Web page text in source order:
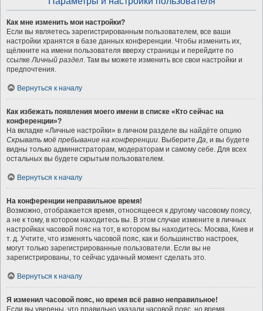
Как мне изменить мои настройки?
Если вы являетесь зарегистрированным пользователем, все ваши
настройки хранятся в базе данных конференции. Чтобы изменить их,
щёлкните на имени пользователя вверху страницы и перейдите по
ссылкеЛичный раздел. Там вы можете изменить все свои настройки и
предпочтения.
Вернуться к началу
Как избежать появления моего имени в списке «Кто сейчас на
конференции»?
На вкладке «Личные настройки» в личном разделе вы найдёте опцию
Скрывать моё пребывание на конференции. ВыберитеДа, и вы будете
видны только администраторам, модераторам и самому себе. Для всех
остальных вы будете скрытым пользователем.
Вернуться к началу
На конференции неправильное время!
Возможно, отображается время, относящееся к другому часовому поясу,
а не к тому, в котором находитесь вы. В этом случае измените в личных
настройках часовой пояс на тот, в котором вы находитесь: Москва, Киев и
т. д. Учтите, что изменять часовой пояс, как и большинство настроек,
могут только зарегистрированные пользователи. Если вы не
зарегистрированы, то сейчас удачный момент сделать это.
Вернуться к началу
Я изменил часовой пояс, но время всё равно неправильное!
Если вы уверены, что правильно указали часовой пояс, но время